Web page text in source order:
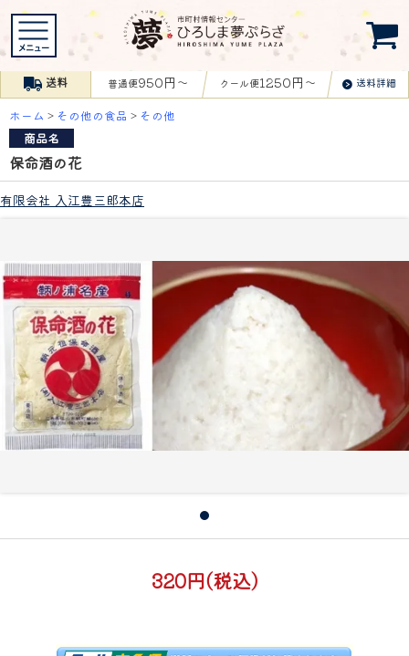
送料 普通便950円〜 クール便1250円〜 送料詳細
ホーム > その他の食品 > その他
商品名
保命酒の花
有限会社 入江豊三郎本店
320円(税込)